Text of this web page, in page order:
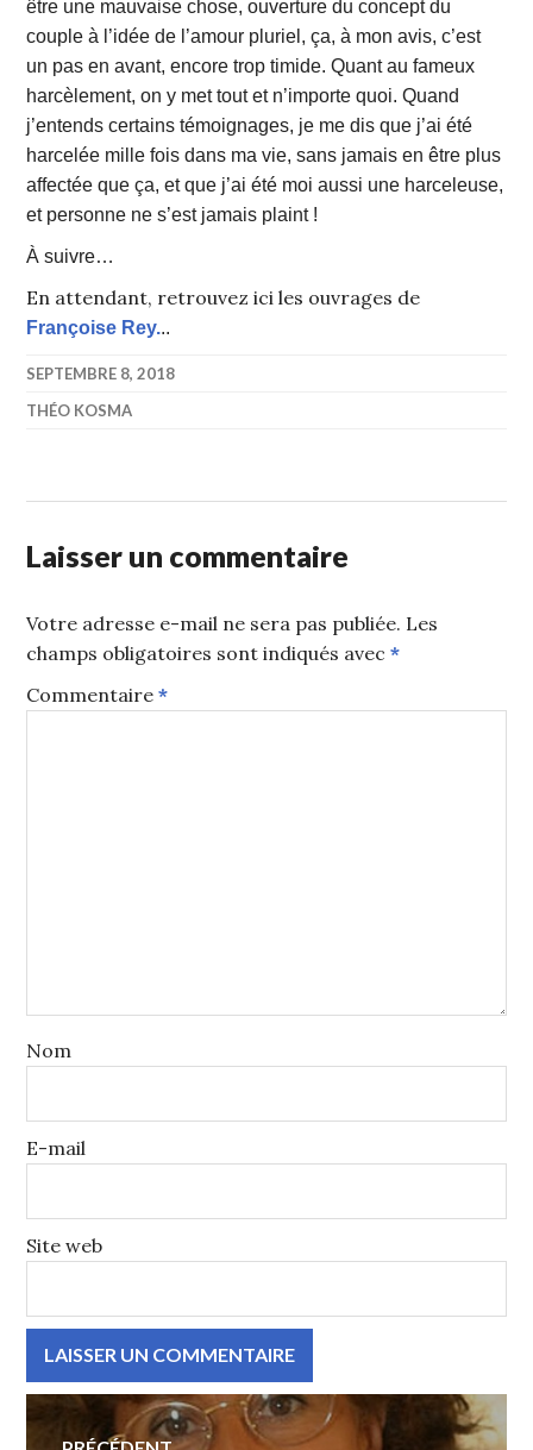
être une mauvaise chose, ouverture du concept du
couple à l’idée de l’amour pluriel, ça, à mon avis, c’est
un pas en avant, encore trop timide. Quant au fameux
harcèlement, on y met tout et n’importe quoi. Quand
j’entends certains témoignages, je me dis que j’ai été
harcelée mille fois dans ma vie, sans jamais en être plus
affectée que ça, et que j’ai été moi aussi une harceleuse,
et personne ne s’est jamais plaint !
À suivre…
En attendant, retrouvez ici les ouvrages de
Françoise Rey...
SEPTEMBRE 8, 2018
THÉO KOSMA
Laisser un commentaire
Votre adresse e-mail ne sera pas publiée. Les
champs obligatoires sont indiqués avec*
Commentaire*
Nom
E-mail
Site web
Navigation